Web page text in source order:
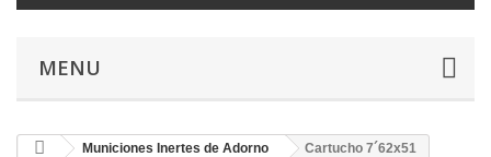
MENU
Municiones Inertes de Adorno Cartucho 7´62x51